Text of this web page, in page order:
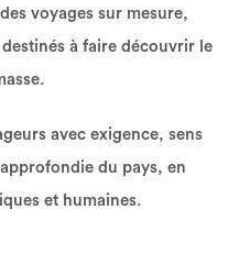
voyages sur mesure,
à faire découvrir le
avec exigence, sens
du pays, en
et humaines.